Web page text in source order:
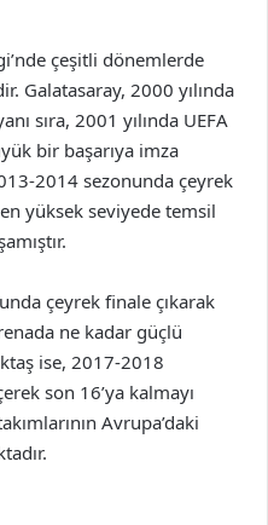
çeşitli dönemlerde
Galatasaray, 2000 yılında
sıra, 2001 yılında UEFA
bir başarıya imza
2014 sezonunda çeyrek
yüksek seviyede temsil
çeyrek finale çıkarak
ne kadar güçlü
ise, 2017-2018
son 16’ya kalmayı
Avrupa’daki